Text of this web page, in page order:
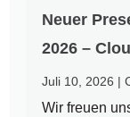
Neuer
2026 –
Juli 10, 2026 |
Wir freuen